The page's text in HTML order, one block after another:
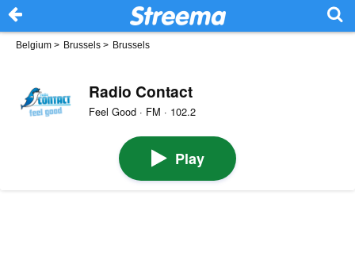
Belgium > Brussels > Brussels
Radio Contact
Feel Good · FM · 102.2
Play